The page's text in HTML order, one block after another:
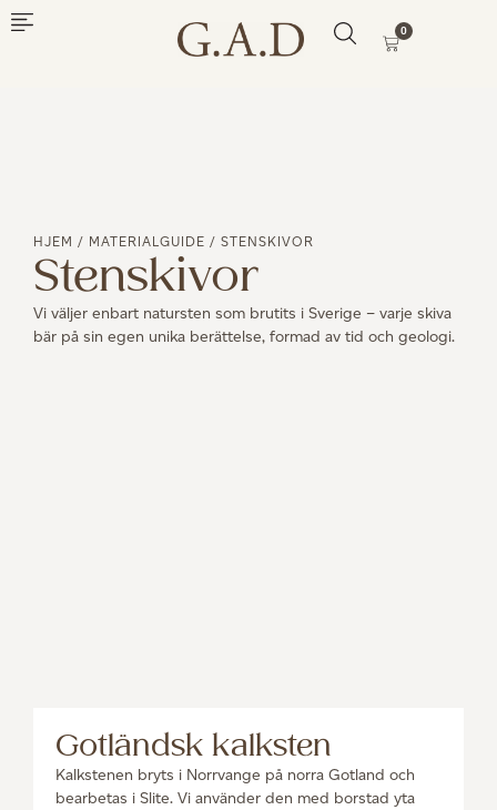
0
HJEM / MATERIALGUIDE / STENSKIVOR
Stenskivor
Vi väljer enbart natursten som brutits i Sverige – varje skiva
bär på sin egen unika berättelse, formad av tid och geologi.
Gotländsk kalksten
Kalkstenen bryts i Norrvange på norra Gotland och
bearbetas i Slite. Vi använder den med borstad yta